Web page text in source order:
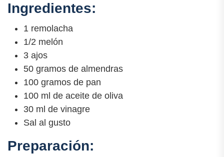
Ingredientes:
1 remolacha
1/2 melón
3 ajos
50 gramos de almendras
100 gramos de pan
100 ml de aceite de oliva
30 ml de vinagre
Sal al gusto
Preparación: